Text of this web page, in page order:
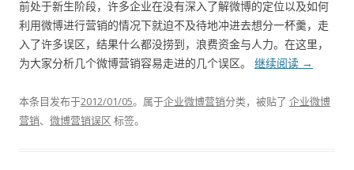
前处于新生阶段，许多企业在没有深入了解微博的定位以及如何
利用微博进行营销的情况下就迫不及待地冲进去想分一杯羹，走
入了许多误区，结果什么都没捞到，浪费资金与人力。在这里，
为大家分析几个微博营销容易走进的几个误区。 继续阅读 →
本条目发布于2012/01/05。属于企业微博营销分类，被贴了 企业微博
营销、 微博营销误区 标签。